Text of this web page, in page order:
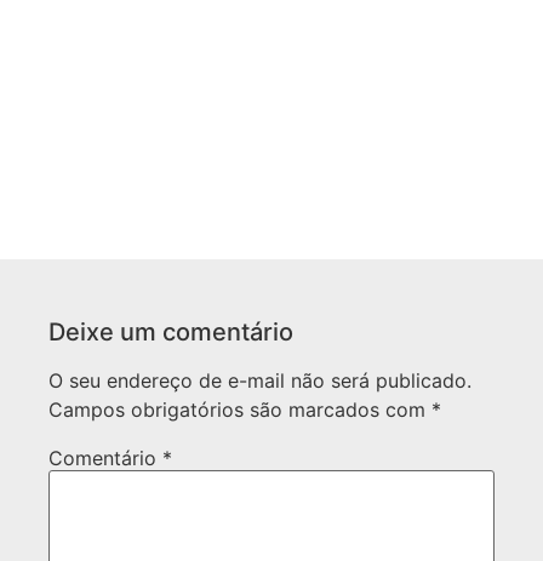
Deixe um comentário
O seu endereço de e-mail não será publicado.
Campos obrigatórios são marcados com *
Comentário *